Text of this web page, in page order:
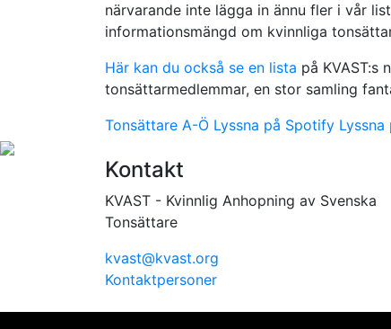
närvarande inte lägga in ännu fler i vår
informationsmängd om kvinnliga
Här kan du också se en lista på KVAST:s
tonsättarmedlemmar, en stor samling
Tonsättare A-Ö Lyssna på Spotify Lyssna
Kontakt
KVAST - Kvinnlig Anhopning av Svenska
Tonsättare
kvast@kvast.org
Kontaktpersoner